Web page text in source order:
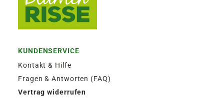
KUNDENSERVICE
Kontakt & Hilfe
Fragen & Antworten (FAQ)
Vertrag widerrufen